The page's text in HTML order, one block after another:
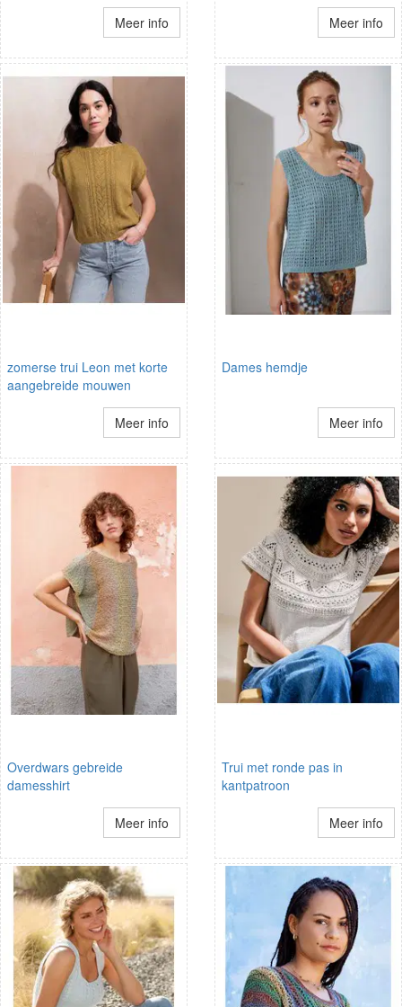
Meer info Meer info
zomerse trui Leon met korte
aangebreide mouwen
Meer info
Dames hemdje
Meer info
Overdwars gebreide
damesshirt
Meer info
Trui met ronde pas in
kantpatroon
Meer info